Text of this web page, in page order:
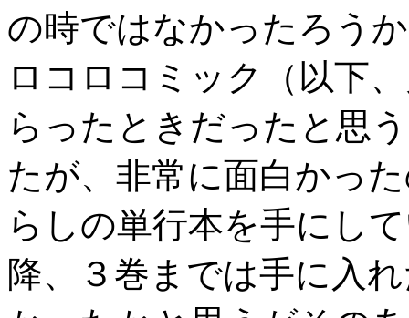
の時ではなかったろう
ロコロコミック（以下
らったときだったと思
たが、非常に面白かっ
らしの単行本を手にし
降、３巻までは手に入